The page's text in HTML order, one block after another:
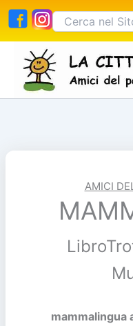
Vai
contenuto
Cerca:
AMICI
mammalingua